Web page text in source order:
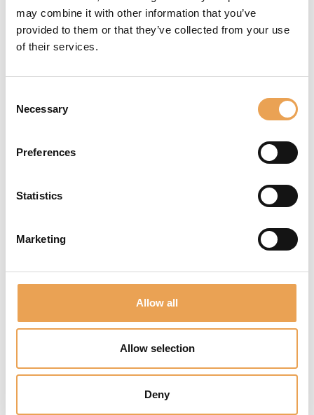
may combine it with other information that you’ve
provided to them or that they’ve collected from your use
of their services.
Selection
Necessary
Preferences
Statistics
Marketing
Allow all
Allow selection
Deny
Implementazione:
Transizione senza problemi a
supporto durante
configurazione, adattate al
strutturate per i vostri
di base a quelle avanzate, in
base alle esigenze e al livello
SERVIZI DI
CONSULENZA
SU MISURA